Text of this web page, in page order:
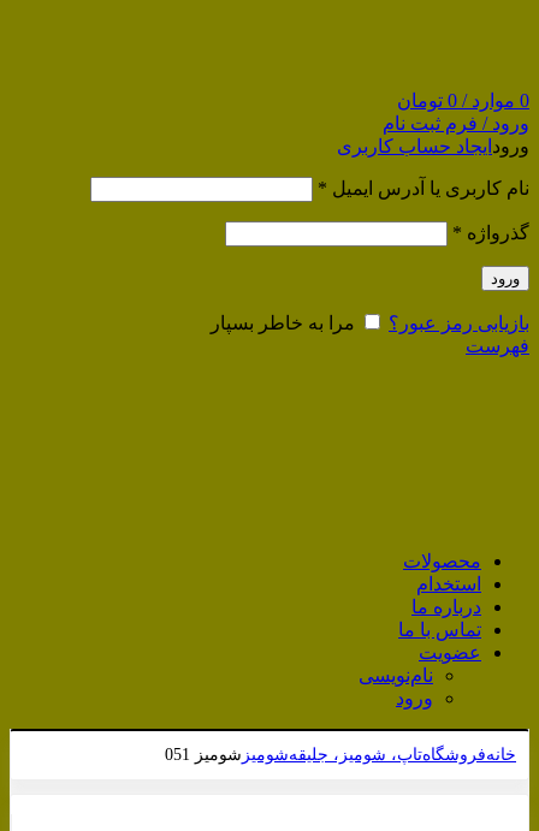
0 موارد /
0 تومان
ورود / فرم ثبت نام
ورود ایجاد حساب کاربری
نام کاربری یا آدرس ایمیل *
گذرواژه *
ورود
بازیابی رمز عبور؟
مرا به خاطر بسپار
فهرست
محصولات
استخدام
درباره ما
تماس با ما
عضویت
نام‌نویسی
ورود
خانهفروشگاهتاپ، شومیز، جلیقهشومیز شومیز 051